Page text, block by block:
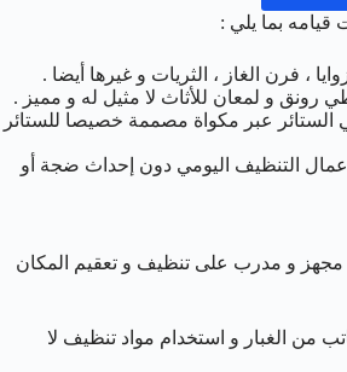
قيامه بما يلي :
، فرن الغاز ، الثريات و غيرها أيضا .
رونق و لمعان للأثاث لا مثيل له و مميز .
الستائر عبر مكواة مصممة خصيصا للستائر
التنظيف اليومي دون إحداث ضجة أو
مجهز و مدرب على تنظيف و تعقيم المكان
من الغبار و استخدام مواد تنظيف لا